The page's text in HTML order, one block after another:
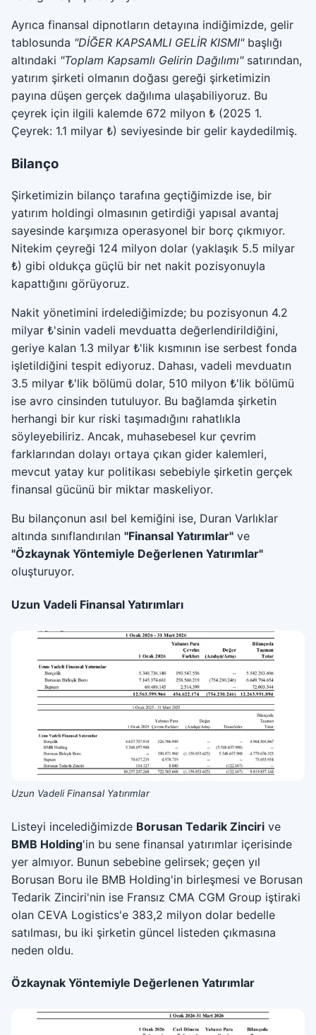
Ayrıca finansal dipnotların detayına indiğimizde, gelir
tablosunda "DİĞER KAPSAMLI GELİR KISMI"başlığı
altındaki "Toplam Kapsamlı Gelirin Dağılımı"satırından,
yatırım şirketi olmanın doğası gereği şirketimizin
payına düşen gerçek dağılıma ulaşabiliyoruz. Bu
çeyrek için ilgili kalemde 672 milyon ₺ (2025 1.
Çeyrek: 1.1 milyar ₺) seviyesinde bir gelir kaydedilmiş.
Bilanço
Şirketimizin bilanço tarafına geçtiğimizde ise, bir
yatırım holdingi olmasının getirdiği yapısal avantaj
sayesinde karşımıza operasyonel bir borç çıkmıyor.
Nitekim çeyreği 124 milyon dolar (yaklaşık 5.5 milyar
₺) gibi oldukça güçlü bir net nakit pozisyonuyla
kapattığını görüyoruz.
Nakit yönetimini irdelediğimizde; bu pozisyonun 4.2
milyar ₺'sinin vadeli mevduatta değerlendirildiğini,
geriye kalan 1.3 milyar ₺'lik kısmının ise serbest fonda
işletildiğini tespit ediyoruz. Dahası, vadeli mevduatın
3.5 milyar ₺'lik bölümü dolar, 510 milyon ₺'lik bölümü
ise avro cinsinden tutuluyor. Bu bağlamda şirketin
herhangi bir kur riski taşımadığını rahatlıkla
söyleyebiliriz. Ancak, muhasebesel kur çevrim
farklarından dolayı ortaya çıkan gider kalemleri,
mevcut yatay kur politikası sebebiyle şirketin gerçek
finansal gücünü bir miktar maskeliyor.
Bu bilançonun asıl bel kemiğini ise, Duran Varlıklar
altında sınıflandırılan "Finansal Yatırımlar" ve
"Özkaynak Yöntemiyle Değerlenen Yatırımlar"
oluşturuyor.
Uzun Vadeli Finansal Yatırımları
Uzun Vadeli Finansal Yatırımlar
Listeyi incelediğimizde Borusan Tedarik Zinciri ve
BMB Holding'in bu sene finansal yatırımlar içerisinde
yer almıyor. Bunun sebebine gelirsek; geçen yıl
Borusan Boru ile BMB Holding'in birleşmesi ve Borusan
Tedarik Zinciri'nin ise Fransız CMA CGM Group iştiraki
olan CEVA Logistics'e 383,2 milyon dolar bedelle
satılması, bu iki şirketin güncel listeden çıkmasına
neden oldu.
Özkaynak Yöntemiyle Değerlenen Yatırımlar